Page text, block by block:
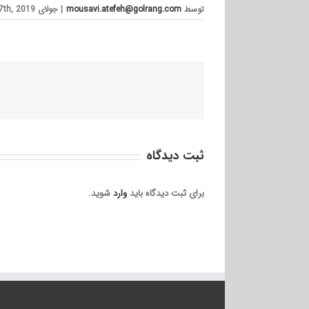
توسط mousavi.atefeh@golrang.com
| جولای 17th, 2019
ثبت ديدگاه
برای ثبت دیدگاه باید واردشوید.